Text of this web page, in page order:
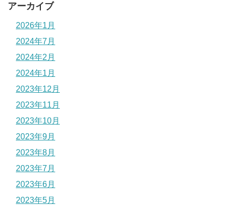
アーカイブ
2026年1月
2024年7月
2024年2月
2024年1月
2023年12月
2023年11月
2023年10月
2023年9月
2023年8月
2023年7月
2023年6月
2023年5月